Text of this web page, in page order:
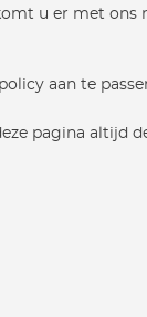
u er met
aan te
pagina altijd